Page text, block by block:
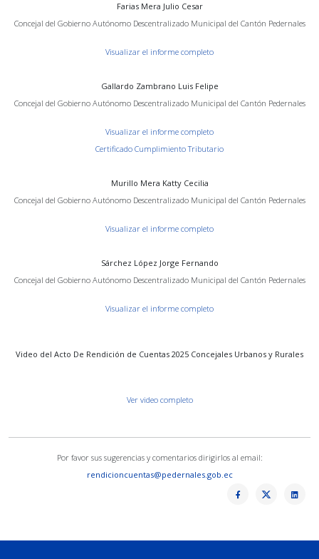
Farias Mera Julio Cesar
Concejal del Gobierno Autónomo Descentralizado Municipal del Cantón Pedernales
Visualizar el informe completo
Gallardo Zambrano Luis Felipe
Concejal del Gobierno Autónomo Descentralizado Municipal del Cantón Pedernales
Visualizar el informe completo
Certificado Cumplimiento Tributario
Murillo Mera Katty Cecilia
Concejal del Gobierno Autónomo Descentralizado Municipal del Cantón Pedernales
Visualizar el informe completo
Sárchez López Jorge Fernando
Concejal del Gobierno Autónomo Descentralizado Municipal del Cantón Pedernales
Visualizar el informe completo
Video del Acto De Rendición de Cuentas 2025 Concejales Urbanos y Rurales
Ver video completo
Por favor sus sugerencias y comentarios dirigirlos al email:
rendicioncuentas@pedernales.gob.ec